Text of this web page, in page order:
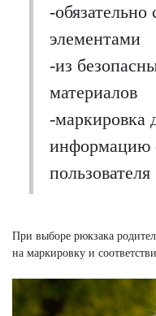
-
элементами
-из
материалов
-маркировка
информацию
пользователя
При выборе рюкзака
на маркировку и